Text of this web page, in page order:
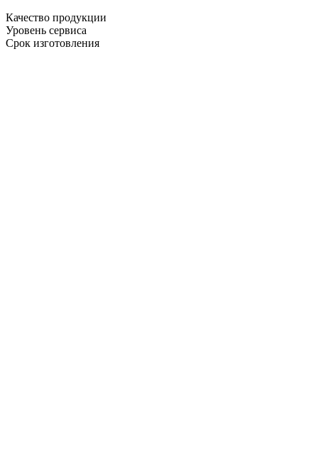
Качество продукции
Уровень сервиса
Срок изготовления